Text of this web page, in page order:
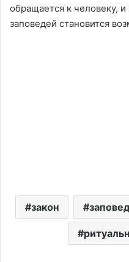
обращается к человеку,
заповедей становится
закон